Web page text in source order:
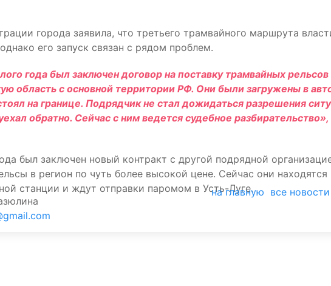
города заявила, что третьего трамвайного маршрута
его запуск связан с рядом проблем.
года был заключен договор на поставку трамвайных рельсов
область с основной территории РФ. Они были загружены в
на границе. Подрядчик не стал дожидаться разрешения
обратно. Сейчас с ним ведется судебное разбирательство»,
был заключен новый контракт с другой подрядной
в регион по чуть более высокой цене. Сейчас они находятся
станции и ждут отправки паромом в Усть-Луге.
на главную все новости